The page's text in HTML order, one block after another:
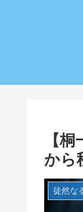
【
から
徒然な